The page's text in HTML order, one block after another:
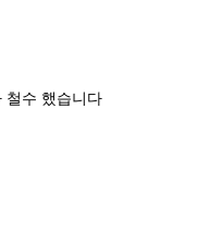
철수 했습니다